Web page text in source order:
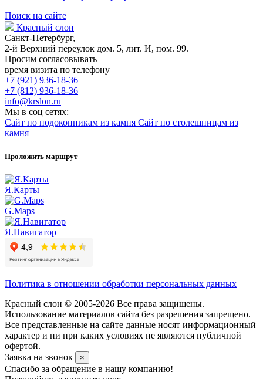
Поиск на сайте
Красный слон
Санкт-Петербург,
2-й Верхний переулок дом. 5, лит. И, пом. 99.
Просим согласовывать
время визита по телефону
+7 (921) 936-18-36
+7 (812) 936-18-36
info@krslon.ru
Мы в соц сетях:
Сайт по подоконникам из камня Сайт по столешницам из
камня
Проложить маршрут
Я.Карты
G.Maps
Я.Навигатор
Политика в отношении обработки персональных данных
Красный слон © 2005-2026 Все права защищены.
Использование материалов сайта без разрешения запрещено.
Все представленные на сайте данные носят информационный
характер и ни при каких условиях не являются публичной
офертой.
Заявка на звонок
×
Спасибо за обращение в нашу компанию!